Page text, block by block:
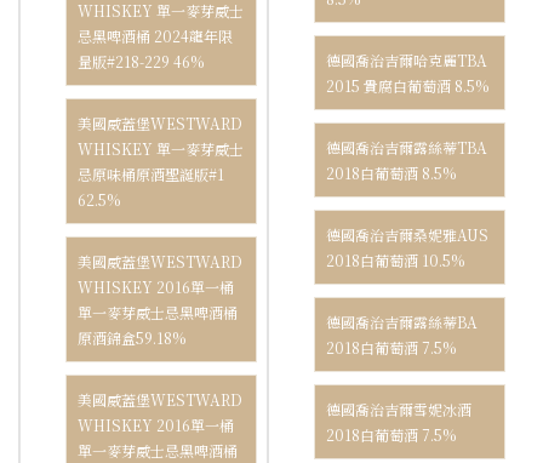
WHISKEY 單一麥芽威士
忌黑啤酒桶 2024龍年限
量版#218-229 46%
美國威蓋堡WESTWARD
WHISKEY 單一麥芽威士
忌原味桶原酒聖誕版#1
62.5%
美國威蓋堡WESTWARD
WHISKEY 2016單一桶
單一麥芽威士忌黑啤酒桶
原酒錦盒59.18%
美國威蓋堡WESTWARD
WHISKEY 2016單一桶
單一麥芽威士忌黑啤酒桶
德國喬治吉爾哈克麗TBA
2015 貴腐白葡萄酒 8.5%
德國喬治吉爾露絲蒂TBA
2018白葡萄酒 8.5%
德國喬治吉爾桑妮雅AUS
2018白葡萄酒 10.5%
德國喬治吉爾露絲蒂BA
2018白葡萄酒 7.5%
德國喬治吉爾雪妮冰酒
2018白葡萄酒 7.5%